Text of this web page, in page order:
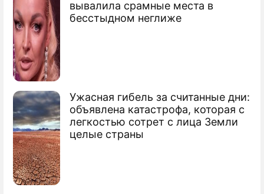
вывалила срамные места в
бесстыдном неглиже
Ужасная гибель за считанные дни:
объявлена катастрофа, которая с
легкостью сотрет с лица Земли
целые страны
Анфису Чехову выгоняют с
телевидения?
Анфиса Чехова пришла в ужас от
Америки
Анфиса Чехова разочаровалась в
мужчинах